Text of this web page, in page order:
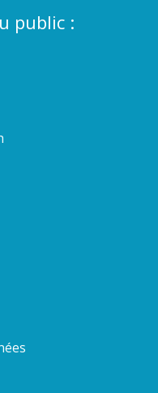
public :